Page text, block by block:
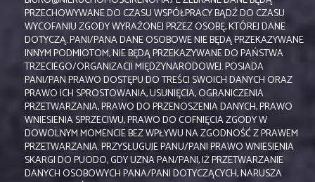
PRZECHOWYWANE DO CZASU WSPÓŁPRACY BĄDŹ DO CZASU
WYCOFANIU ZGODY WYRAŻONEJ PRZEZ OSOBĘ, KTÓREJ DANE
DOTYCZĄ. PANI/PANA DANE OSOBOWE NIE BĘDĄ PRZEKAZYWANE
INNYM PODMIOTOM, NIE BĘDĄ PRZEKAZYWANE DO PAŃSTWA
TRZECIEGO/ORGANIZACJI MIĘDZYNARODOWEJ. POSIADA
PANI/PAN PRAWO DOSTĘPU DO TREŚCI SWOICH DANYCH ORAZ
PRAWO ICH SPROSTOWANIA, USUNIĘCIA, OGRANICZENIA
PRZETWARZANIA, PRAWO DO PRZENOSZENIA DANYCH, PRAWO
WNIESIENIA SPRZECIWU, PRAWO DO COFNIĘCIA ZGODY W
DOWOLNYM MOMENCIE BEZ WPŁYWU NA ZGODNOŚĆ Z PRAWEM
PRZETWARZANIA. PRZYSŁUGUJE PANU/PANI PRAWO WNIESIENIA
SKARGI DO PUODO, GDY UZNA PAN/PANI, IŻ PRZETWARZANIE
DANYCH OSOBOWYCH PANA/PANI DOTYCZĄCYCH, NARUSZA